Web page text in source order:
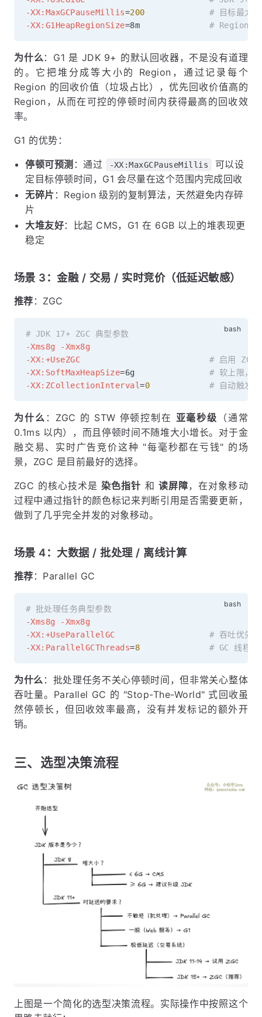
-XX:MaxGCPauseMillis=200
# 目标最大
-XX:G1HeapRegionSize=8m # Region
为什么 ：G1 是 JDK 9+ 的默认回收器，不是没有道理
的。它把堆分成等大小的 Region，通过记录每个
Region 的回收价值（垃圾占比），优先回收价值高的
Region，从而在可控的停顿时间内获得最高的回收效
率。
G1 的优势：
停顿可预测 ：通过 -XX:MaxGCPauseMillis
可以设
定目标停顿时间，G1 会尽量在这个范围内完成回收
无碎片 ：Region 级别的复制算法，天然避免内存碎
片
大堆友好：比起 CMS，G1 在 6GB 以上的堆表现更
稳定
场景 3：金融 / 交易 / 实时竞价（低延迟敏感）
推荐 ：ZGC
# JDK 17+ ZGC 典型参数
-Xms8g
-Xmx8g
-XX:+UseZGC
# 启用 ZGC
-XX:SoftMaxHeapSize=6g # 软上限，
-XX:ZCollectionInterval=0 # 自动触发
为什么 ：ZGC 的 STW 停顿控制在 亚毫秒级 （通常
0.1ms 以内），而且停顿时间不随堆大小增长。对于金
融交易、实时广告竞价这种 "每毫秒都在亏钱" 的场
景，ZGC 是目前最好的选择。
ZGC 的核心技术是染色指针 和 读屏障，在对象移动
过程中通过指针的颜色标记来判断引用是否需要更新，
做到了几乎完全并发的对象移动。
场景 4：大数据 / 批处理 / 离线计算
推荐 ：Parallel GC
# 批处理任务典型参数
-Xms8g
-Xmx8g
-XX:+UseParallelGC
# 吞吐优先
-XX:ParallelGCThreads=8 # GC 线程数
为什么 ：批处理任务不关心停顿时间，但非常关心整体
吞吐量。Parallel GC 的 "Stop-The-World" 式回收虽
然停顿长，但回收效率最高，没有并发标记的额外开
销。
三、选型决策流程
上图是一个简化的选型决策流程。实际操作中按照这个